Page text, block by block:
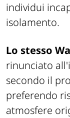
individui
isolamento.
Lo stesso
rinunciato
secondo il
preferendo
atmosfere